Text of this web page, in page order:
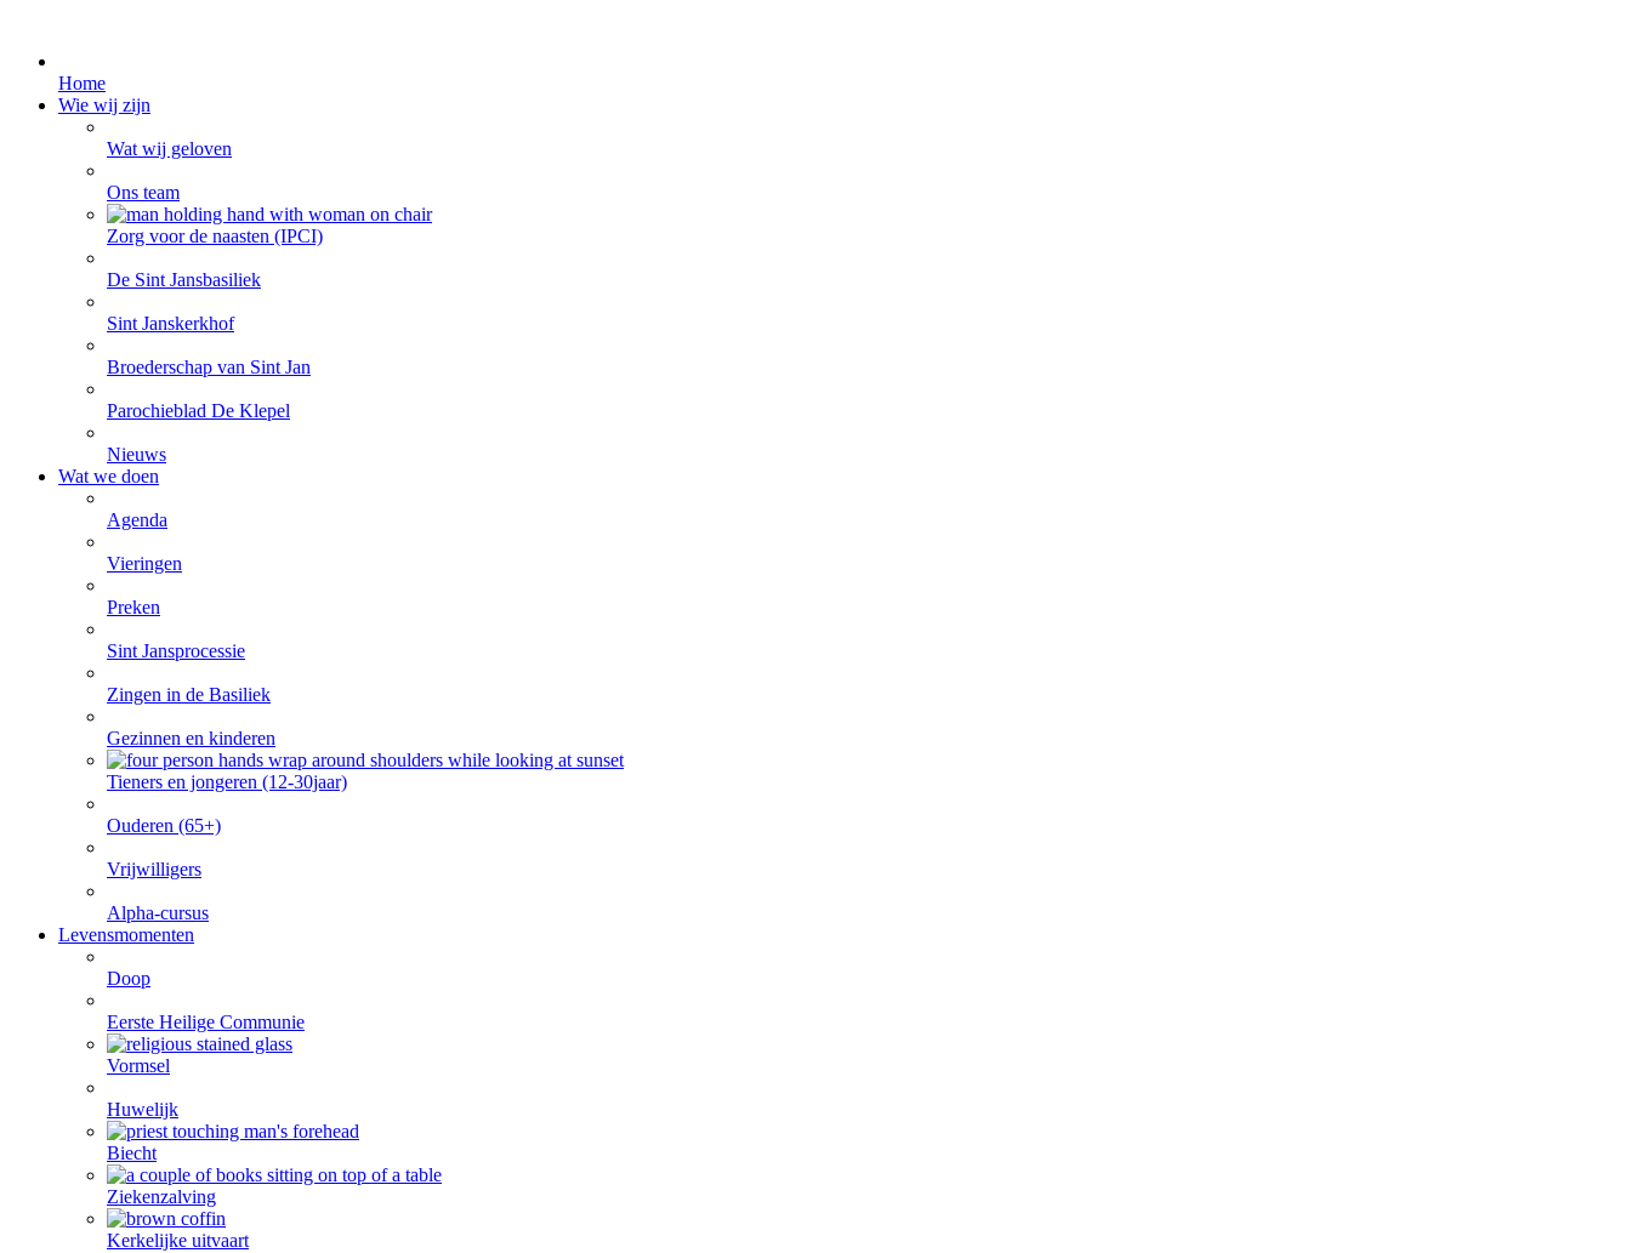
Home
Wie wij zijn
Wat wij geloven
Ons team
Zorg voor de naasten (IPCI)
De Sint Jansbasiliek
Sint Janskerkhof
Broederschap van Sint Jan
Parochieblad De Klepel
Nieuws
Wat we doen
Agenda
Vieringen
Preken
Sint Jansprocessie
Zingen in de Basiliek
Gezinnen en kinderen
Tieners en jongeren (12-30jaar)
Ouderen (65+)
Vrijwilligers
Alpha-cursus
Levensmomenten
Doop
Eerste Heilige Communie
Vormsel
Huwelijk
Biecht
Ziekenzalving
Kerkelijke uitvaart